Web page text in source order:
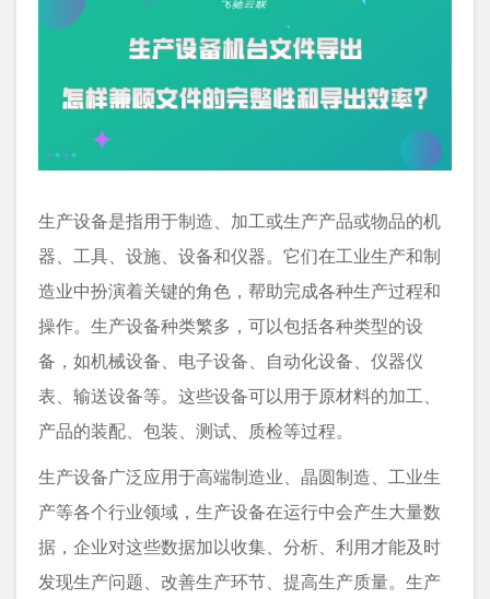
生产设备是指用于制造、加工或生产产品或物品的机
器、工具、设施、设备和仪器。它们在工业生产和制
造业中扮演着关键的角色，帮助完成各种生产过程和
操作。生产设备种类繁多，可以包括各种类型的设
备，如机械设备、电子设备、自动化设备、仪器仪
表、输送设备等。这些设备可以用于原材料的加工、
产品的装配、包装、测试、质检等过程。
生产设备广泛应用于高端制造业、晶圆制造、工业生
产等各个行业领域，生产设备在运行中会产生大量数
据，企业对这些数据加以收集、分析、利用才能及时
发现生产问题、改善生产环节、提高生产质量。生产